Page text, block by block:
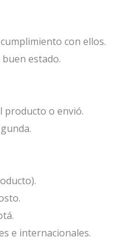
con ellos.
estado.
producto o envió.
e internacionales.